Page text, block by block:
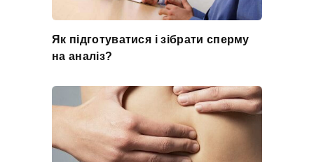
Як підготуватися і зібрати сперму
на аналіз?